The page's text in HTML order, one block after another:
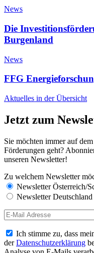
News
Die
Burgenland
News
FFG
Aktuelles in der Übersicht
Jetzt zum
Sie möchten immer auf
Förderungen geht?
unseren Newsletter!
Zu welchem Newsletter
Newsletter Österreich/
Newsletter Deutschland
Ich stimme zu, dass
derDatenschutzerklärung